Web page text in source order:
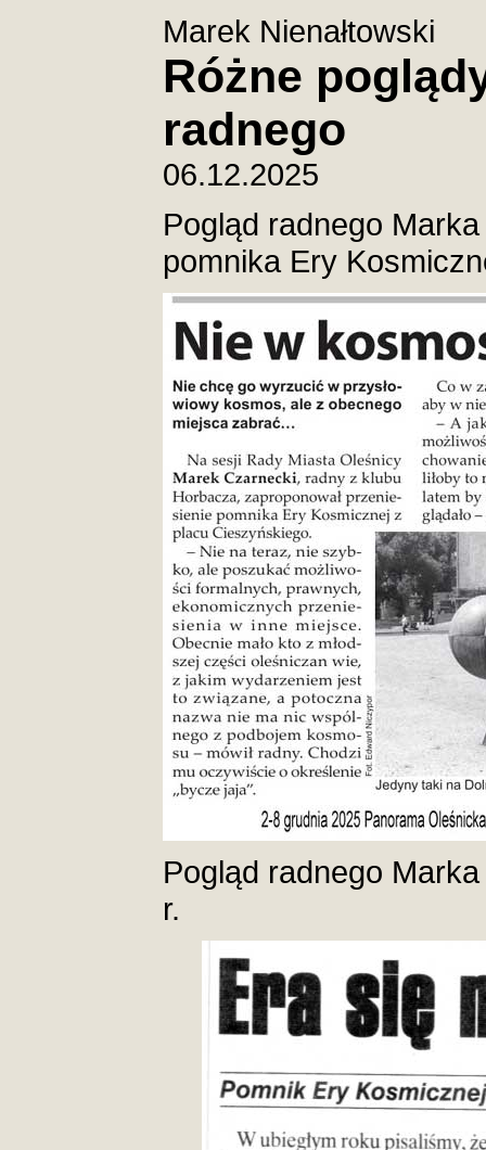
Marek Nienałtowski
Różne
radnego
06.12.2025
Pogląd radnego
pomnika Ery
Pogląd radnego
r.